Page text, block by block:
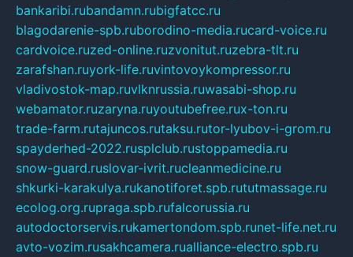
bankaribi.rubandamn.rubigfatcc.ru
blagodarenie-spb.ruborodino-media.rucard-voice.ru
cardvoice.ruzed-online.ruzvonitut.ruzebra-tlt.ru
zarafshan.ruyork-life.ruvintovoykompressor.ru
vladivostok-map.ruvlknrussia.ruwasabi-shop.ru
webamator.ruzaryna.ruyoutubefree.rux-ton.ru
trade-farm.rutajuncos.rutaksu.rutor-lyubov-i-grom.ru
spayderhed-2022.rusplclub.rustoppamedia.ru
snow-guard.ruslovar-ivrit.rucleanmedicine.ru
shkurki-karakulya.rukanotiforet.spb.rututmassage.ru
ecolog.org.rupraga.spb.rufalcorussia.ru
autodoctorservis.rukamertondom.spb.runet-life.net.ru
avto-vozim.rusakhcamera.rualliance-electro.spb.ru